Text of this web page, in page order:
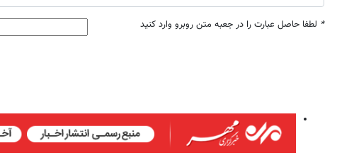
* لطفا حاصل عبارت را در جعبه متن روبرو وارد کنید